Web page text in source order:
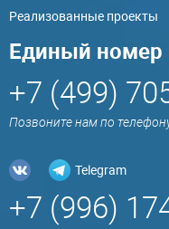
Реализованные проекты
Единый номер
+7 (499)
Позвоните нам по
Telegram
+7 (996)